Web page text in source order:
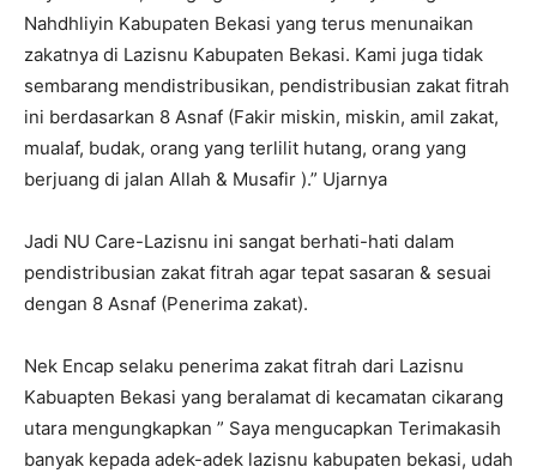
Nahdhliyin Kabupaten Bekasi yang terus menunaikan
zakatnya di Lazisnu Kabupaten Bekasi. Kami juga tidak
sembarang mendistribusikan, pendistribusian zakat fitrah
ini berdasarkan 8 Asnaf (Fakir miskin, miskin, amil zakat,
mualaf, budak, orang yang terlilit hutang, orang yang
berjuang di jalan Allah & Musafir ).” Ujarnya
Jadi NU Care-Lazisnu ini sangat berhati-hati dalam
pendistribusian zakat fitrah agar tepat sasaran & sesuai
dengan 8 Asnaf (Penerima zakat).
Nek Encap selaku penerima zakat fitrah dari Lazisnu
Kabuapten Bekasi yang beralamat di kecamatan cikarang
utara mengungkapkan ” Saya mengucapkan Terimakasih
banyak kepada adek-adek lazisnu kabupaten bekasi, udah